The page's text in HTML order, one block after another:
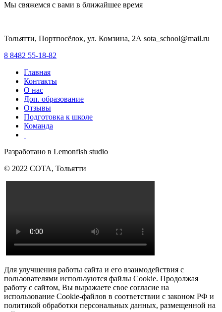
Мы свяжемся с вами в ближайшее время
Тольятти, Портпосёлок, ул. Комзина, 2А sota_school@mail.ru
8 8482 55-18-82
Главная
Контакты
О нас
Доп. образование
Отзывы
Подготовка к школе
Команда
Разработано в Lemonfish studio
© 2022 СОТА, Тольятти
Для улучшения работы сайта и его взаимодействия с
пользователями используются файлы Сookie. Продолжая
работу с сайтом, Вы выражаете свое согласие на
использование Cookie-файлов в соответствии с законом РФ и
политикой обработки персональных данных, размещенной на